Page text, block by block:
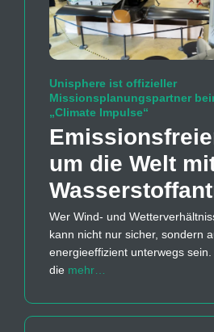
Unisphere ist offizieller
Missionsplanungspartner
„Climate Impulse“
um die Welt
Wer Wind- und
kann nicht nur sicher, sondern
energieeffizient unterwegs
die mehr…